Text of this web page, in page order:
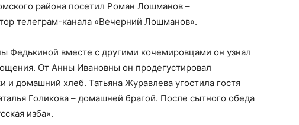
района посетил Роман Лошманов –
телеграм-канала «Вечерний Лошманов».
Федькиной вместе с другими кочемировцами он узнал
От Анны Ивановны он продегустировал
домашний хлеб. Татьяна Журавлева угостила гостя
Голикова – домашней брагой. После сытного обеда
изба».